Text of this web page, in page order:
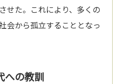
せた。これにより、多くの
会から孤立することとなっ
への教訓